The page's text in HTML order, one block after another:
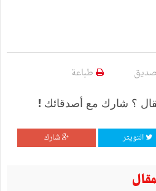
طباعة
؟ شارك مع أصدقائك !
التويتر شارك